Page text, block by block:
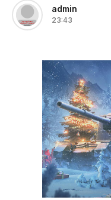
admin
23:43